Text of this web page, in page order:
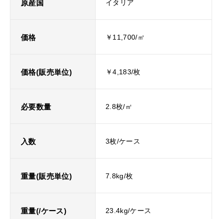
原産国 イタリア
価格 ￥11,700/㎡
価格(販売単位) ￥4,183/枚
必要数量 2.8枚/㎡
入数 3枚/ケース
重量(販売単位) 7.8kg/枚
重量(/ケース) 23.4kg/ケース